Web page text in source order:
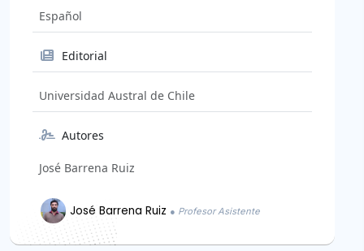
Español
Editorial
Universidad Austral de Chile
Autores
José Barrena Ruiz
José Barrena Ruiz ● Profesor Asistente